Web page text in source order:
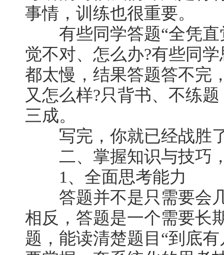
事情，训练也很重要。
有些同学答题“全凭直
觉不对、怎么办?有些同
都太慢，结果答题答不完
又怎么样?只背书、不练
三成。
写完，你就已经战胜
二、掌握知识与技巧
1、全面思考能力
答题并不是只需要会几
相反，答题是一个需要长
题，能读清楚题目“到底